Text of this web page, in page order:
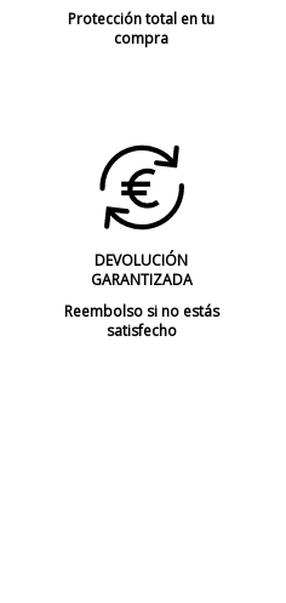
Protección total en tu
compra
DEVOLUCIÓN
GARANTIZADA
Reembolso si no estás
satisfecho